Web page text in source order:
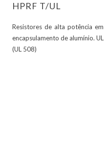
HPRF T/UL
Resistores de alta potência em
encapsulamento de alumínio. UL
(UL 508)